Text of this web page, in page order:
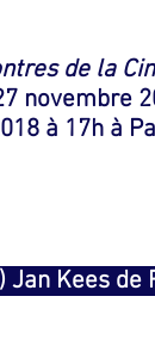
de la
novembre
à 17h à
Jan Kees de